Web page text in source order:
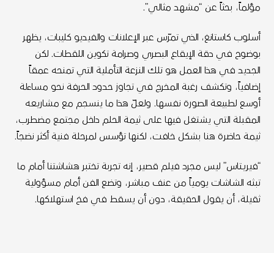
مؤلماً، بحثاً عن “مشهد مثالي”.
أسلوب كاستانغ، الذي تمرّس عبر الإعلانات والفيديو كليبات، يظهر
بوضوح في دقة الإيقاع البصري وصرامة تكوين اللقطات. لكن
الجديد في هذا العمل هو تلك النزعة التأملية التي تمنحه عمقاً
إضافياً، وتكشف رغبة المخرج في تجاوز حدود الحرفة نحو مساءلة
أوسع لطبيعة الصورة نفسها. ولعلّ هذا ما ينسجم مع مشاريعه
المقبلة التي يشتغل فيها على ثيمة الحلم داخل مجتمع مضطرب،
ثيمة حاضرة هنا بشكل خافت، لكنها تؤسس لمرحلة فنية أكثر نضجاً.
“فيريــتاس” ليس مجرد فيلم قصير، إنه تجربة تختبر هشاشتنا أمام ما
تبثه الشاشات يومياً من عنف مباشر، وتضع الفن أمام مسؤولية
ثقيلة، أن يقول الحقيقة، دون أن يسقط في فخ استهلاكها.